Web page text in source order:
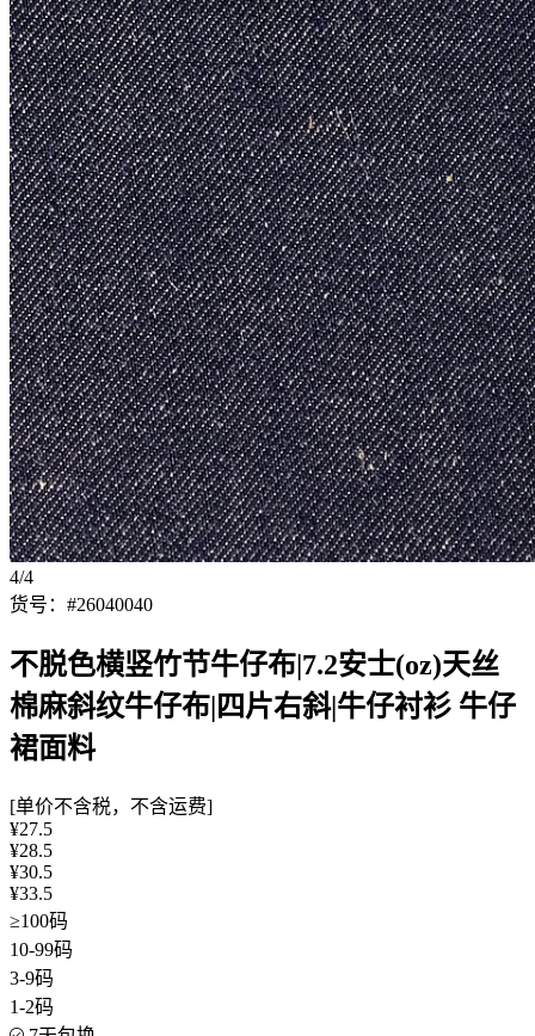
4/4
货号：#26040040
不脱色横竖竹节牛仔布|7.2安士(oz)天丝
棉麻斜纹牛仔布|四片右斜|牛仔衬衫 牛仔
裙面料
[单价不含税，不含运费]
¥27.5
¥28.5
¥30.5
¥33.5
≥100码
10-99码
3-9码
1-2码